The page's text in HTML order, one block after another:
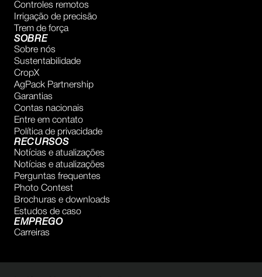
Controles remotos
Irrigação de precisão
Trem de força
SOBRE
Sobre nós
Sustentabilidade
CropX
AgPack Partnership
Garantias
Contas nacionais
Entre em contato
Política de privacidade
RECURSOS
Notícias e atualizações
Notícias e atualizações
Perguntas frequentes
Photo Contest
Brochuras e downloads
Estudos de caso
EMPREGO
Carreiras